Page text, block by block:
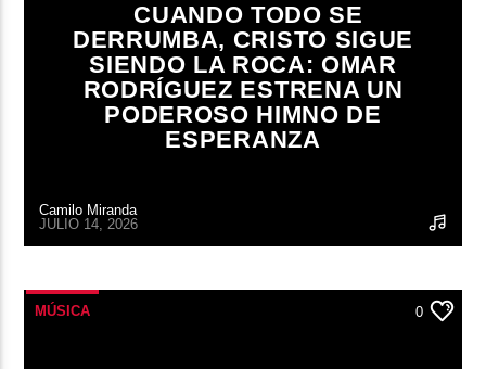
CUANDO TODO SE
DERRUMBA, CRISTO SIGUE
SIENDO LA ROCA: OMAR
RODRÍGUEZ ESTRENA UN
PODEROSO HIMNO DE
ESPERANZA
Camilo Miranda
JULIO 14, 2026
MÚSICA 0